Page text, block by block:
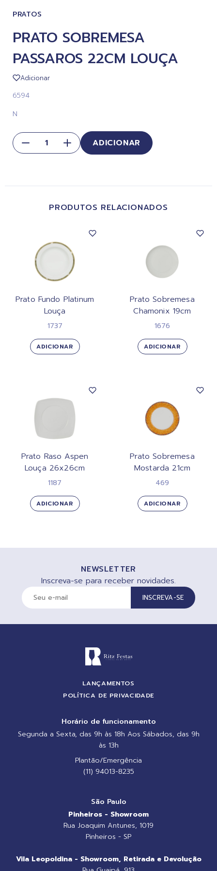
PRATOS
PRATO SOBREMESA
PASSAROS 22CM LOUÇA
Adicionar
6594
N
ADICIONAR
PRODUTOS RELACIONADOS
Prato Fundo Platinum
Louça
1737
ADICIONAR
Prato Sobremesa
Chamonix 19cm
1676
ADICIONAR
Prato Raso Aspen
Louça 26x26cm
1187
ADICIONAR
Prato Sobremesa
Mostarda 21cm
469
ADICIONAR
NEWSLETTER
Inscreva-se para receber novidades.
INSCREVA-SE
LANÇAMENTOS
POLÍTICA DE PRIVACIDADE
Horário de funcionamento
Segunda a Sexta, das 9h às 18h Aos Sábados, das 9h
às 13h
Plantão/Emergência
(11) 94013-8235
São Paulo
Pinheiros - Showroom
Rua Joaquim Antunes, 1019
Pinheiros - SP
Vila Leopoldina - Showroom, Retirada e Devolução